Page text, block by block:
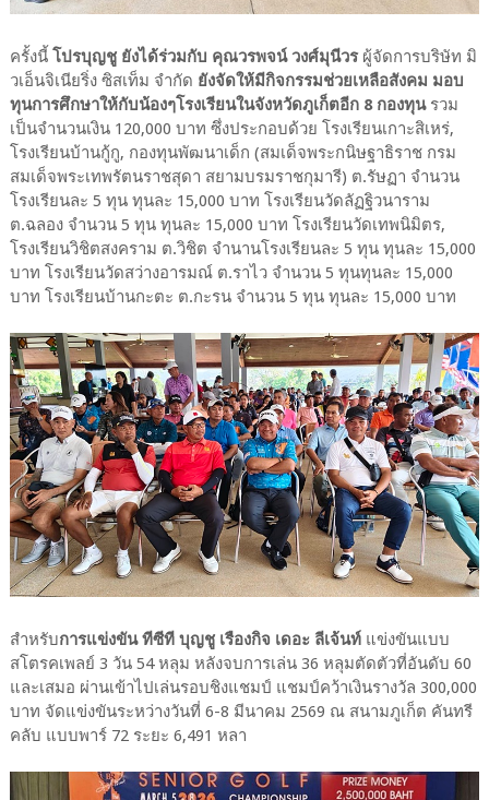
ครั้งนี้ โปรบุญชู ยังได้ร่วมกับ คุณวรพจน์ วงศ์มุนีวร ผู้จัดการบริษัท มิ
วเอ็นจิเนียริ่ง ซิสเท็ม จำกัด ยังจัดให้มีกิจกรรมช่วยเหลือสังคม มอบ
ทุนการศึกษาให้กับน้องๆโรงเรียนในจังหวัดภูเก็ตอีก 8 กองทุน รวม
เป็นจำนวนเงิน 120,000 บาท ซึ่งประกอบด้วย โรงเรียนเกาะสิเหร่,
โรงเรียนบ้านกู้กู, กองทุนพัฒนาเด็ก (สมเด็จพระกนิษฐาธิราช กรม
สมเด็จพระเทพรัตนราชสุดา สยามบรมราชกุมารี) ต.รัษฏา จำนวน
โรงเรียนละ 5 ทุน ทุนละ 15,000 บาท โรงเรียนวัดลัฏฐิวนาราม
ต.ฉลอง จำนวน 5 ทุน ทุนละ 15,000 บาท โรงเรียนวัดเทพนิมิตร,
โรงเรียนวิชิตสงคราม ต.วิชิต จำนานโรงเรียนละ 5 ทุน ทุนละ 15,000
บาท โรงเรียนวัดสว่างอารมณ์ ต.ราไว จำนวน 5 ทุนทุนละ 15,000
บาท โรงเรียนบ้านกะตะ ต.กะรน จำนวน 5 ทุน ทุนละ 15,000 บาท
สำหรับการแข่งขัน ทีซีที บุญชู เรืองกิจ เดอะ ลีเจ้นท์แข่งขันแบบ
สโตรคเพลย์ 3 วัน 54 หลุม หลังจบการเล่น 36 หลุมตัดตัวที่อันดับ 60
และเสมอ ผ่านเข้าไปเล่นรอบชิงแชมป์ แชมป์คว้าเงินรางวัล 300,000
บาท จัดแข่งขันระหว่างวันที่ 6-8 มีนาคม 2569 ณ สนามภูเก็ต คันทรี
คลับ แบบพาร์ 72 ระยะ 6,491 หลา